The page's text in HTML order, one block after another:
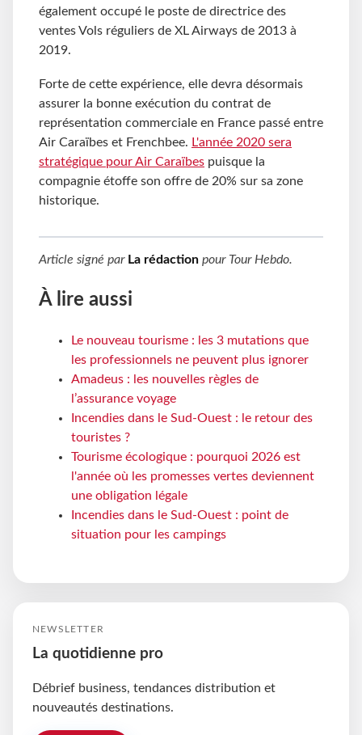
également occupé le poste de directrice des
ventes Vols réguliers de XL Airways de 2013 à
2019.
Forte de cette expérience, elle devra désormais
assurer la bonne exécution du contrat de
représentation commerciale en France passé entre
Air Caraïbes et Frenchbee. L'année 2020 sera
stratégique pour Air Caraïbes puisque la
compagnie étoffe son offre de 20% sur sa zone
historique.
Article signé par La rédaction pour Tour Hebdo.
À lire aussi
Le nouveau tourisme : les 3 mutations que
les professionnels ne peuvent plus ignorer
Amadeus : les nouvelles règles de
l’assurance voyage
Incendies dans le Sud-Ouest : le retour des
touristes ?
Tourisme écologique : pourquoi 2026 est
l'année où les promesses vertes deviennent
une obligation légale
Incendies dans le Sud-Ouest : point de
situation pour les campings
NEWSLETTER
La quotidienne pro
Débrief business, tendances distribution et
nouveautés destinations.